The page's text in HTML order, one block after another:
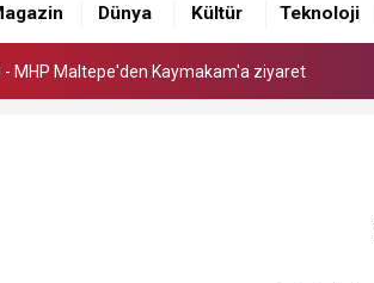
Dünya Kültür Teknoloji
- CHP Maltepe İlçe Başkanı Olcay Yılmaz oldu
- MHP Maltepe'den Kaymakam'a ziyaret